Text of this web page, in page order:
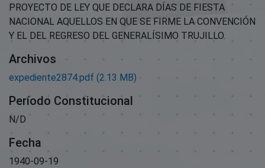
PROYECTO DE LEY QUE DECLARA DÍAS DE FIESTA
NACIONAL AQUELLOS EN QUE SE FIRME LA CONVENCIÓN
Y EL DEL REGRESO DEL GENERALÍSIMO TRUJILLO.
Archivos
expediente2874.pdf (2.13 MB)
Período Constitucional
N/D
Fecha
1940-09-19